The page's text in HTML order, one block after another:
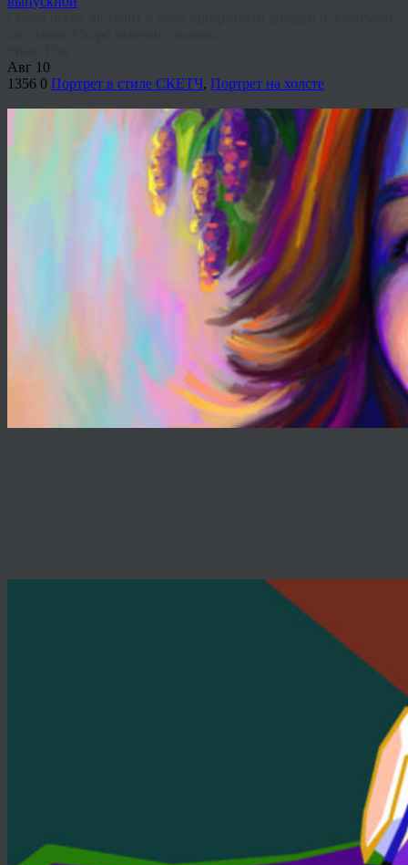
Авг 10
1356 0 Портрет в стиле СКЕТЧ, Портрет на холсте